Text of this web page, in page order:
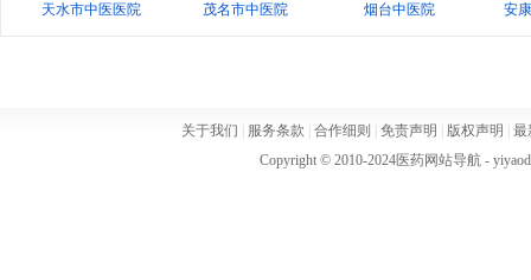
天水市中医医院 茂名市中医院 烟台中医院 安
关于我们 服务条款 合作细则 免责声明 版权声明
最
Copyright © 2010-2024医药网站导航-